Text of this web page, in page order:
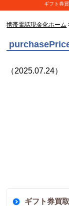
ギフト券
携帯電話現金化ホーム
（2025.07.24）
ギフト券買